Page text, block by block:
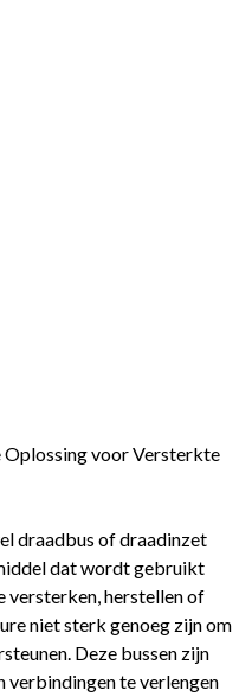
Oplossing voor Versterkte
draadbus of draadinzet
dat wordt gebruikt
versterken, herstellen of
niet sterk genoeg zijn om
Deze bussen zijn
verbindingen te verlengen